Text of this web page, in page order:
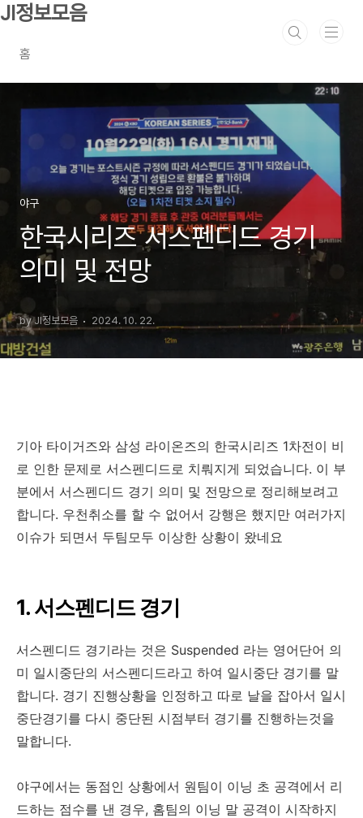
본문 바로가기
JI정보모음
홈
야구
한국시리즈 서스펜디드 경기
의미 및 전망
by JI정보모음 2024. 10. 22.
기아 타이거즈와 삼성 라이온즈의 한국시리즈 1차전이 비
로 인한 문제로 서스펜디드로 치뤄지게 되었습니다. 이 부
분에서 서스펜디드 경기 의미 및 전망으로 정리해보려고
합니다. 우천취소를 할 수 없어서 강행은 했지만 여러가지
이슈가 되면서 두팀모두 이상한 상황이 왔네요
1. 서스펜디드 경기
서스펜디드 경기라는 것은 Suspended 라는 영어단어 의
미 일시중단의 서스펜디드라고 하여 일시중단 경기를 말
합니다. 경기 진행상황을 인정하고 따로 날을 잡아서 일시
중단경기를 다시 중단된 시점부터 경기를 진행하는것을
말합니다.
야구에서는 동점인 상황에서 원팀이 이닝 초 공격에서 리
드하는 점수를 낸 경우, 홈팀의 이닝 말 공격이 시작하지